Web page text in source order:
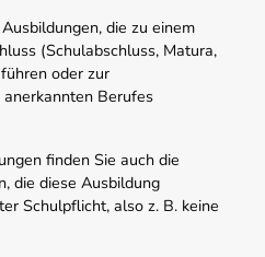
die zu einem
(Schulabschluss, Matura,
oder zur
Berufes
finden Sie auch die
die diese Ausbildung
Schulpflicht, also z. B. keine